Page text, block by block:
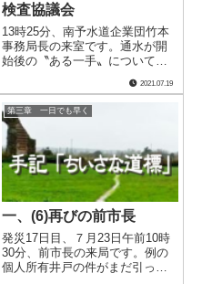
検査協議会
13時25分、南予水道企業団竹本
事務局長の来室です。通水が開
始後の〝ある一手〟についてわ
ざわざ連絡に出向いてくれたの
です。 三間地域の代替浄水施
設の水源を農業用ため池の中山
池とすることは既知のとおりで
す。ただ、その上流には別の農
地が広がって.....
2021.07.19
第三章 一日でも早く
一、(6)再びの前市長
発災17日目、７月23日午前10時
30分、前市長の来局です。例の
個人所有井戸の件がまだ引っか